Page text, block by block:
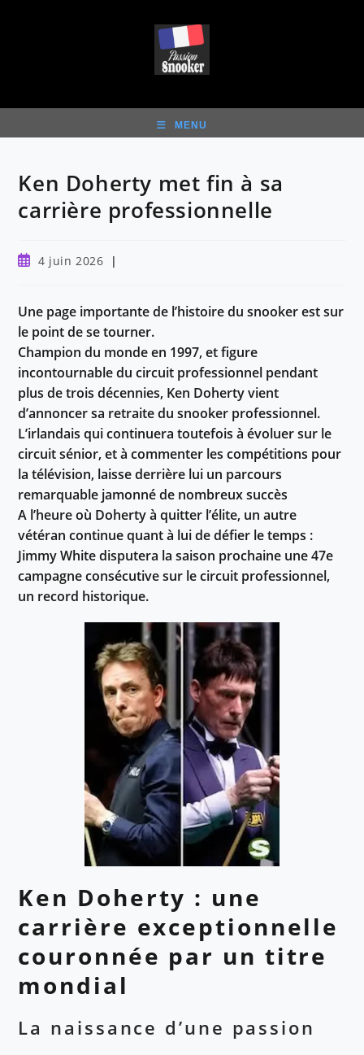
MENU
Ken Doherty met fin à sa
carrière professionnelle
Publication
4 juin 2026
Une page importante de l’histoire du snooker est sur
le point de se tourner.
Champion du monde en 1997, et figure
incontournable du circuit professionnel pendant
plus de trois décennies, Ken Doherty vient
d’annoncer sa retraite du snooker professionnel.
L’irlandais qui continuera toutefois à évoluer sur le
circuit sénior, et à commenter les compétitions pour
la télévision, laisse derrière lui un parcours
remarquable jamonné de nombreux succès
A l’heure où Doherty à quitter l’élite, un autre
vétéran continue quant à lui de défier le temps :
Jimmy White disputera la saison prochaine une 47e
campagne consécutive sur le circuit professionnel,
un record historique.
Ken Doherty : une
carrière exceptionnelle
couronnée par un titre
mondial
La naissance d’une passion